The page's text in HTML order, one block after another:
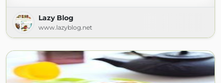
Lazy Blog
www.lazyblog.net